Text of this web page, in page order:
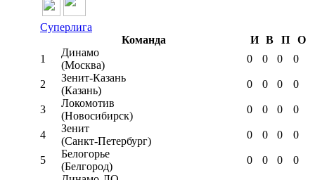
Суперлига
Команда
И В П
О
1
Динамо
(Москва)
0 0 0 0
2
Зенит-Казань
(Казань)
0 0 0 0
3
Локомотив
(Новосибирск)
0 0 0 0
4
Зенит
(Санкт-Петербург)
0 0 0 0
5
Белогорье
(Белгород)
0 0 0 0